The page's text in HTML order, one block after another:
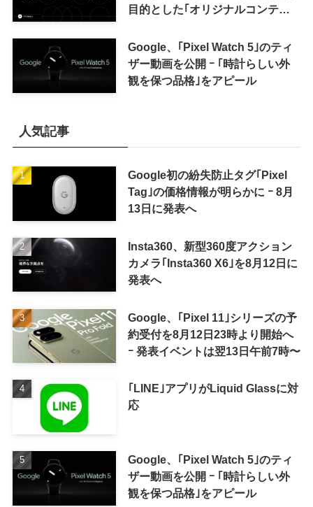
目的とした｢オリジナルコンテン
来の｢収益分配｣は廃止
Google、｢Pixel Watch 5｣のティ
ザー動画を公開 ｰ ｢時計らしい外
観を保つ品格｣をアピール
人気記事
Google初の紛失防止タグ｢Pixel
Tag｣の価格情報が明らかに ｰ 8月
13日に発表へ
Insta360、新型360度アクション
カメラ｢Insta360 X6｣を8月12日に
発表へ
Google、｢Pixel 11｣シリーズの予
約受付を8月12日23時より開始へ
ｰ 発表イベントは翌13日午前7時〜
｢LINE｣アプリがLiquid Glassに対
応
Google、｢Pixel Watch 5｣のティ
ザー動画を公開 ｰ ｢時計らしい外
観を保つ品格｣をアピール